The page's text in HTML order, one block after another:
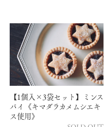
【1個入×3袋セット】ミンス
パイ《キマダラカメムシエキ
ス使用》